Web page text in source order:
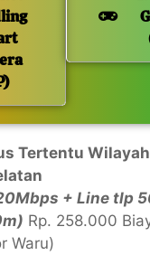
Tertentu Wilayah
+ Line tlp
Rp. 258.000
Waru)